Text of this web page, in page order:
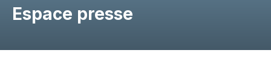
Espace presse